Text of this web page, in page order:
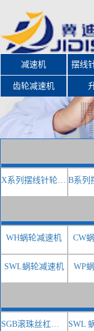
减速机 摆线
齿轮减速机
WH蜗轮减速机 CW
SWL蜗轮减速机 WP